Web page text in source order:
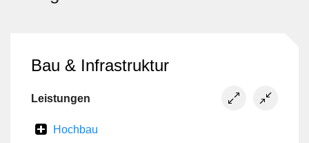
Bau & Infrastruktur
Leistungen
Hochbau